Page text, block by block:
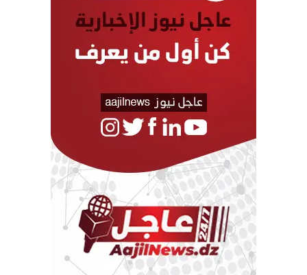
– تكليف الوزير المنتدب المكلف بالبيئة الصحراوية بالانتقال إلى
الجنوب لوضع خطة مستعجلة لوقف درجة التلوث في المعالم الأثرية
والسياحية، وتحسين شبكة مياه الصرف الصحي.
– غرس ثقافة البيئة في الناشئة بالمدارس، لأن التحدي اليوم له طابع
تربوي وحضاري بالأساس.
رابعا: قطاع المالية
أكد الرئيس أنّ الوضعية الاستثنائية التي تمر بها البلاد منذ شهر مارس